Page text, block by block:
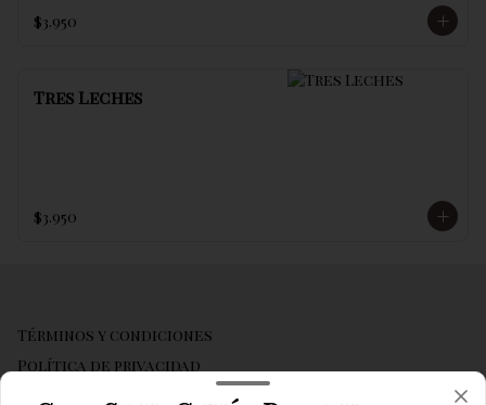
$3.950
Tres Leches
$3.950
Términos y condiciones
Política de privacidad